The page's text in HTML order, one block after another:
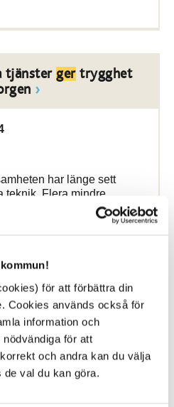
för att förbättra din
Cookies används också för
information och
för att
och andra kan du välja
de val du kan göra.
tjänster gertrygghet
har länge sett
teknik. Flera mindre
Vård och omsorg, men nu